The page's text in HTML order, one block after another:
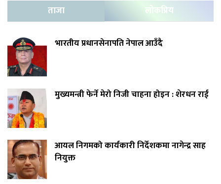
ताजा लोकप्रिय
भारतीय प्रधानसेनापति नेपाल आउँदै
मुख्यमन्त्री फेर्ने मेरो निजी चाहना होइन : शेरधन राई
आयल निगमको कार्यकारी निर्देशकमा नागेन्द्र साह
नियुक्त